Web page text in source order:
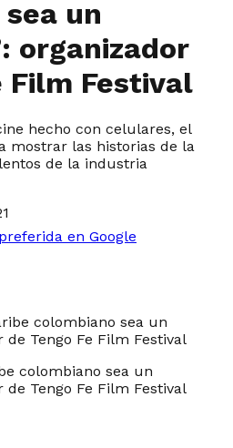
un
organizador
Film Festival
hecho con celulares, el
mostrar las historias de la
de la industria
en Google
colombiano sea un
de Tengo Fe Film Festival